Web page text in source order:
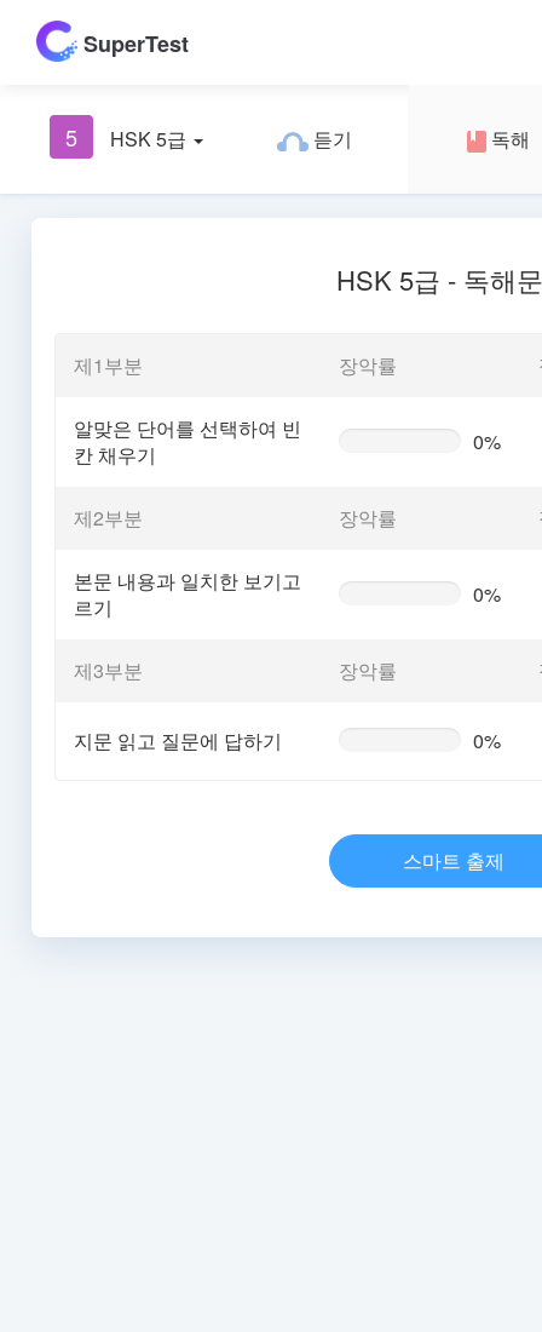
SuperTest
5 HSK 5급 듣기 독해
HSK 5급 - 독해
제1부분 장악률
알맞은 단어를 선택하여 빈
칸 채우기
0%
제2부분 장악률
본문 내용과 일치한 보기고
르기
0%
제3부분 장악률
지문 읽고 질문에 답하기 0%
스마트 출제